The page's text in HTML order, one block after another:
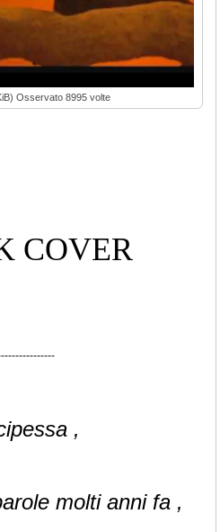
Osservato 8995 volte
COVER
,
molti anni fa ,